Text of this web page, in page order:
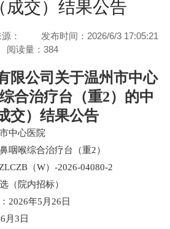
成交）结果公告
：
发布时间：2026/6/3 17:05:21
阅读量： 384
限公司关于温州市中心
合治疗台（重2） 的中
交）结果公告
中心医院
咽喉综合治疗台（重2）
（W）-2026-04080-2
（ 院内招标）
： 2026年5月26日
月3日